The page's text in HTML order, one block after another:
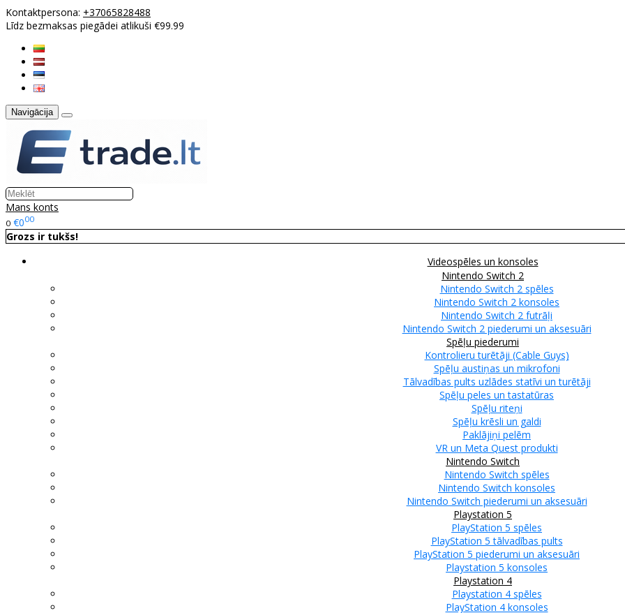
Kontaktpersona: +37065828488
Līdz bezmaksas piegādei atlikuši €99.99
Navigācija
Mans konts
0 €000
Grozs ir tukšs!
Videospēles un konsoles
Nintendo Switch 2
Nintendo Switch 2 spēles
Nintendo Switch 2 konsoles
Nintendo Switch 2 futrāļi
Nintendo Switch 2 piederumi un aksesuāri
Spēļu piederumi
Kontrolieru turētāji (Cable Guys)
Spēļu austiņas un mikrofoni
Tālvadības pults uzlādes statīvi un turētāji
Spēļu peles un tastatūras
Spēļu riteņi
Spēļu krēsli un galdi
Paklājiņi pelēm
VR un Meta Quest produkti
Nintendo Switch
Nintendo Switch spēles
Nintendo Switch konsoles
Nintendo Switch piederumi un aksesuāri
Playstation 5
PlayStation 5 spēles
PlayStation 5 tālvadības pults
PlayStation 5 piederumi un aksesuāri
Playstation 5 konsoles
Playstation 4
Playstation 4 spēles
PlayStation 4 konsoles